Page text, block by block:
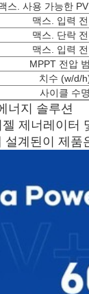
스. 사용 가능한
맥스. 입력
맥스. 단락
맥스. 입력
MPPT 전압
치수 (w/d/
사이클 수명
너지 솔루션
제너레이터
설계된이 제